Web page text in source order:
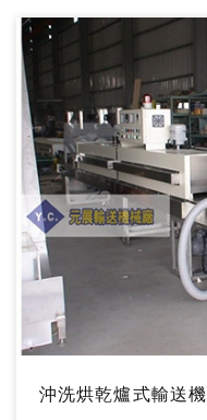
沖洗烘乾爐式輸送機